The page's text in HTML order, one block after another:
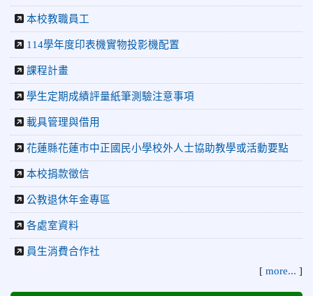
佳績！
2026-05-03
榮譽
賀! 本校參加全縣低年級英語口說比賽-
Show and Tell榮獲佳績
2026-04-30
容
2026-04-27
榮譽
賀 本校籃球隊參加115年花蓮縣縣長盃籃
球錦標賽 榮獲亞軍！
2026-04-09
公告
賀! 本校中正國小115年度(1~3年級)健康
促進繪畫比賽優勝名單
2026-04-08
2026-07-23
益盃PTWA全國自走車競賽AI素養競賽榮獲銅牌
2026-07-21
榮譽
本校教職員工
114學年度印表機實物投影機配置
課程計畫
學生定期成績評量紙筆測驗注意事項
載具管理與借用
花蓮縣花蓮市中正國民小學校外人士協助教學或活動要點
本校捐款徵信
公教退休年金專區
各處室資料
員生消費合作社
[ more... ]